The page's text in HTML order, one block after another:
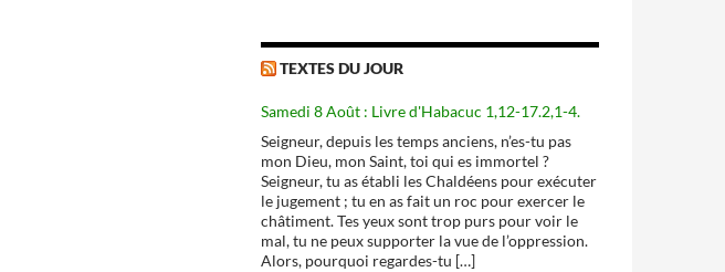
TEXTES DU JOUR
Samedi 8 Août : Livre d'Habacuc 1,12-17.2,1-4.
Seigneur, depuis les temps anciens, n’es-tu pas
mon Dieu, mon Saint, toi qui es immortel ?
Seigneur, tu as établi les Chaldéens pour exécuter
le jugement ; tu en as fait un roc pour exercer le
châtiment. Tes yeux sont trop purs pour voir le
mal, tu ne peux supporter la vue de l’oppression.
Alors, pourquoi regardes-tu […]